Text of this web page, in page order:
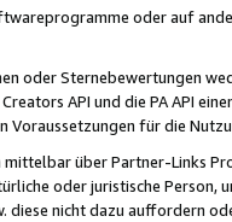
oder auf
oder Sternebewertungen
API und die PA API
für die
über Partner-Links
oder juristische
diese nicht dazu auffordern